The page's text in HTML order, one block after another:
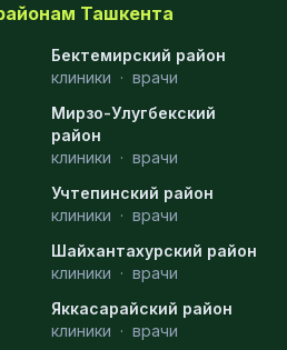
Ташкента
Бектемирский район
клиники · врачи
Мирзо-Улугбекский
район
клиники · врачи
Учтепинский район
клиники · врачи
Шайхантахурский район
клиники · врачи
Яккасарайский район
клиники · врачи